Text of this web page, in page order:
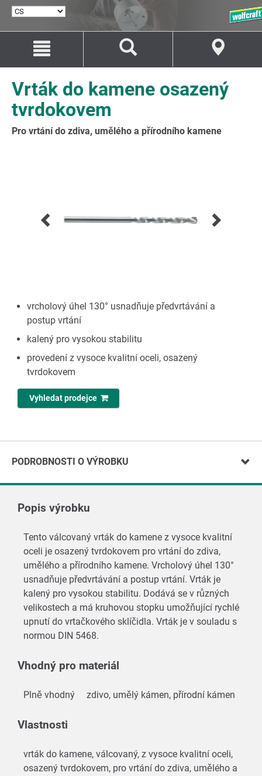
Obsah
Navigaci
Vrták do kamene osazený
tvrdokovem
Pro vrtání do zdiva, umělého a přírodního kamene
vrcholový úhel 130° usnadňuje předvrtávání a
postup vrtání
kalený pro vysokou stabilitu
provedení z vysoce kvalitní oceli, osazený
tvrdokovem
Vyhledat prodejce
PODROBNOSTI O VÝROBKU
Popis výrobku
Tento válcovaný vrták do kamene z vysoce kvalitní
oceli je osazený tvrdokovem pro vrtání do zdiva,
umělého a přírodního kamene. Vrcholový úhel 130°
usnadňuje předvrtávání a postup vrtání. Vrták je
kalený pro vysokou stabilitu. Dodává se v různých
velikostech a má kruhovou stopku umožňující rychlé
upnutí do vrtačkového sklíčidla. Vrták je v souladu s
normou DIN 5468.
Vhodný pro materiál
Plně vhodný zdivo, umělý kámen, přírodní kámen
Vlastnosti
vrták do kamene, válcovaný, z vysoce kvalitní oceli,
osazený tvrdokovem, pro vrtání do zdiva, umělého a